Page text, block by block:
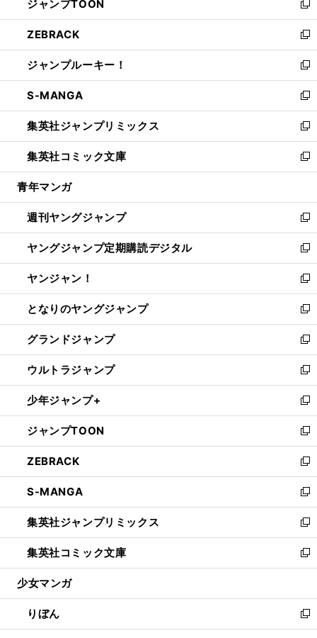
く
で
開
く
ド
ウ
で
開
く
ィ
ン
ド
ウ
で
開
く
い
ウ
ィ
ン
ド
ウ
で
開
く
ジャンプTOON
新
し
い
ウ
ィ
ン
ド
ウ
で
開
く
ZEBRACK
新
し
い
ウ
ィ
ン
ド
ウ
で
開
ジャンプルーキー！
新
し
い
ウ
ィ
ン
ド
ウ
開
く
S-MANGA
新
し
い
ウ
ィ
ン
ウ
で
開
く
集英社ジャンプリミックス
新
し
い
ウ
ン
ド
ウ
で
開
く
集英社コミック文庫
新
し
ウ
ィ
ン
ド
ウ
で
開
く
青年マンガ
週刊ヤングジャンプ
新
し
い
ウ
ィ
ン
ド
ウ
で
開
く
ヤングジャンプ定期購読デジタル
新
し
い
ウ
ィ
ン
ド
ウ
で
開
く
ヤンジャン！
新
し
い
ウ
ィ
ン
ド
ウ
で
開
く
となりのヤングジャンプ
新
し
い
ウ
ィ
ン
ド
ウ
で
開
く
グランドジャンプ
新
し
い
ウ
ィ
ン
ド
ウ
で
開
く
ウルトラジャンプ
新
し
い
ウ
ィ
ン
ド
ウ
で
開
く
少年ジャンプ+
新
し
い
ウ
ィ
ン
ド
ウ
で
開
く
ジャンプTOON
新
し
い
ウ
ィ
ン
ド
ウ
で
開
ZEBRACK
新
し
い
ウ
ィ
ン
ド
ウ
開
く
S-MANGA
新
し
い
ウ
ィ
ン
ウ
で
開
集英社ジャンプリミックス
新
し
い
ウ
ン
ド
ウ
集英社コミック文庫
新
し
ウ
ィ
ン
少女マンガ
りぼん
新
し